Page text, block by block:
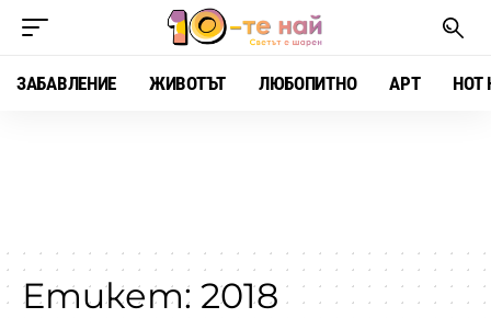
ЗАБАВЛЕНИЕ ЖИВОТЪТ ЛЮБОПИТНО АРТ HOT
Етикет: 2018